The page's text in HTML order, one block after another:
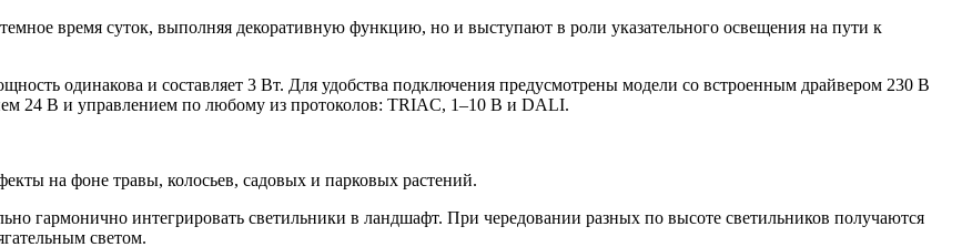
время суток, выполняя декоративную функцию, но и выступают в роли указательного освещения на пути к
одинакова и составляет 3 Вт. Для удобства подключения предусмотрены модели со встроенным драйвером 230 В
24 В и управлением по любому из протоколов: TRIAC, 1–10 В и DALI.
на фоне травы, колосьев, садовых и парковых растений.
гармонично интегрировать светильники в ландшафт. При чередовании разных по высоте светильников получаются
светом.